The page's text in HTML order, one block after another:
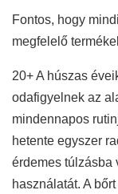
Fontos, hogy
megfelelő
20+ A húszas
odafigyelnek az
mindennapos
hetente egyszer
érdemes túlzásba
használatát. A